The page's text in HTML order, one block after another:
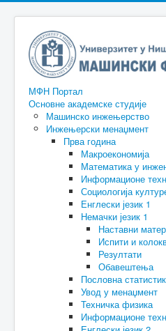
МФН Портал
Основне академске студије
Машинско инжењерство
Инжењерски менаџмент
Прва година
Макроекономија
Математика у
Информационе
Социологија
Енглески језик 1
Немачки језик 1
Наставни
Испити и
Резултати
Обавештења
Пословна
Увод у менаџмент
Техничка физика
Информационе